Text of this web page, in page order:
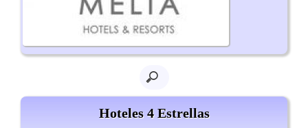
Hoteles 4 Estrellas